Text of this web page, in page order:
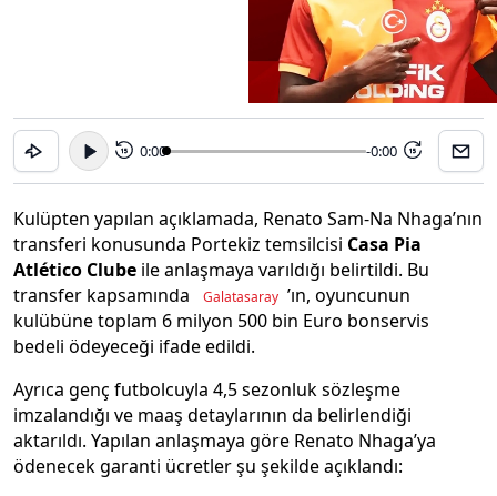
15 0:00 -0:00 15
Kulüpten yapılan açıklamada, Renato Sam-Na Nhaga’nın
transferi konusunda Portekiz temsilcisi Casa Pia
Atlético Clube ile anlaşmaya varıldığı belirtildi. Bu
transfer kapsamında
Galatasaray ’ın, oyuncunun
kulübüne toplam 6 milyon 500 bin Euro bonservis
bedeli ödeyeceği ifade edildi.
Ayrıca genç futbolcuyla 4,5 sezonluk sözleşme
imzalandığı ve maaş detaylarının da belirlendiği
aktarıldı. Yapılan anlaşmaya göre Renato Nhaga’ya
ödenecek garanti ücretler şu şekilde açıklandı: